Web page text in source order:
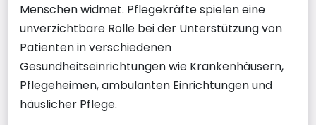
Menschen widmet. Pflegekräfte spielen eine
unverzichtbare Rolle bei der Unterstützung von
Patienten in verschiedenen
Gesundheitseinrichtungen wie Krankenhäusern,
Pflegeheimen, ambulanten Einrichtungen und
häuslicher Pflege.